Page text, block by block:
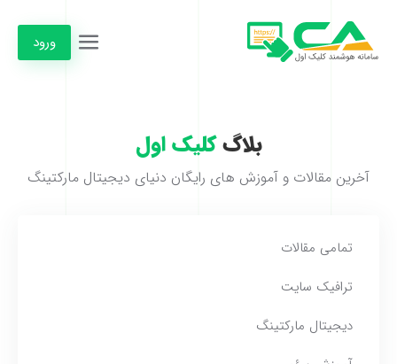
ورود
بلاگکلیک اول
آخرین مقالات و آموزش های رایگان دنیای دیجیتال مارکتینگ
تمامی مقالات
ترافیک سایت
دیجیتال مارکتینگ